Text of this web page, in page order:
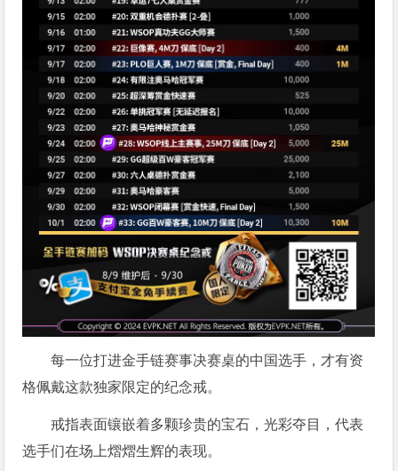
每一位打进金手链赛事决赛桌的中国选手，才有资
格佩戴这款独家限定的纪念戒。
戒指表面镶嵌着多颗珍贵的宝石，光彩夺目，代表
选手们在场上熠熠生辉的表现。